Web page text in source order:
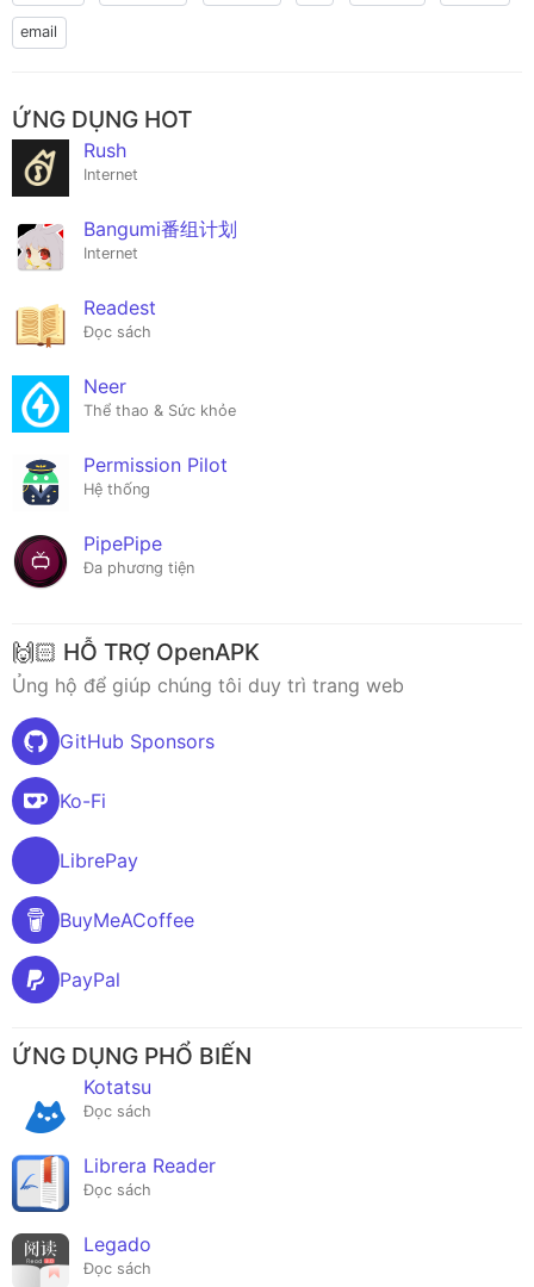
email
ỨNG DỤNG HOT
Rush
Internet
Bangumi番组计划
Internet
Readest
Đọc sách
Neer
Thể thao & Sức khỏe
Permission Pilot
Hệ thống
PipePipe
Đa phương tiện
🙌🏻 HỖ TRỢ OpenAPK
Ủng hộ để giúp chúng tôi duy trì trang web
GitHub Sponsors
Ko-Fi
LibrePay
BuyMeACoffee
PayPal
ỨNG DỤNG PHỔ BIẾN
Kotatsu
Đọc sách
Librera Reader
Đọc sách
Legado
Đọc sách